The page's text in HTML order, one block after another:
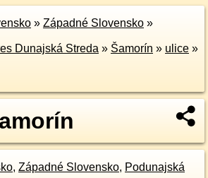
» Západné Slovensko »
Dunajská Streda » Šamorín » ulice »
, Západné Slovensko, Podunajská